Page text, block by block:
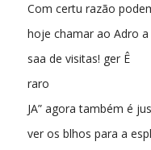
Com certu razão
hoje chamar ao Adro a
saa de visitas! ger Ê
raro
JA” agora também é
ver os blhos para a